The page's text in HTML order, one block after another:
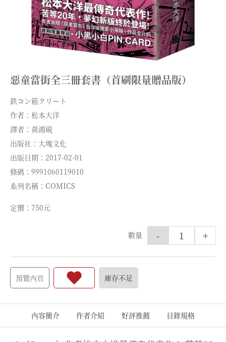
惡童當街全三冊套書（首刷限量贈品版）
鉄コン筋クリート
作者：松本大洋
譯者：黃鴻硯
出版社：大塊文化
出版日期：2017-02-01
條碼：9991060119010
系列名稱：COMICS
定價：750元
數量 +
-
預覽內頁 庫存不足
內容簡介 作者介紹 好評推薦 目錄規格